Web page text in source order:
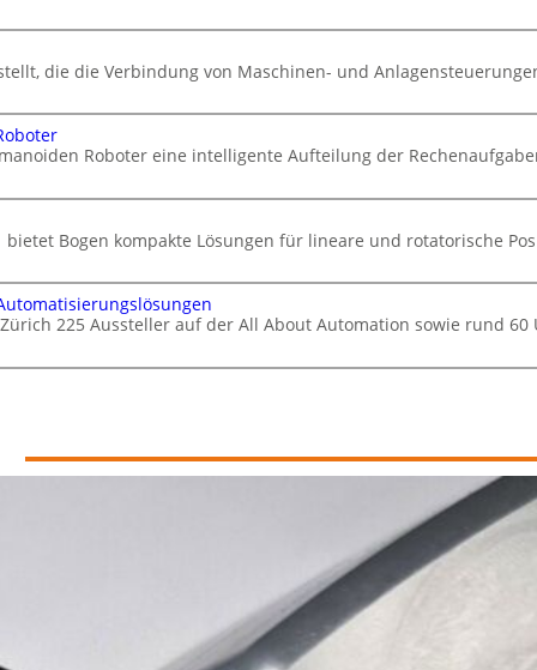
die die Verbindung von Maschinen- und
Roboter eine intelligente Aufteilung der
bietet Bogen kompakte Lösungen für lineare und rotatorische
225 Aussteller auf der All About Automation sowie rund